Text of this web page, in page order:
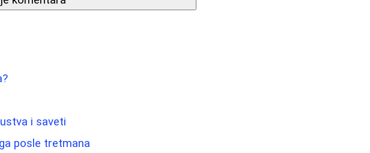
i saveti
posle tretmana